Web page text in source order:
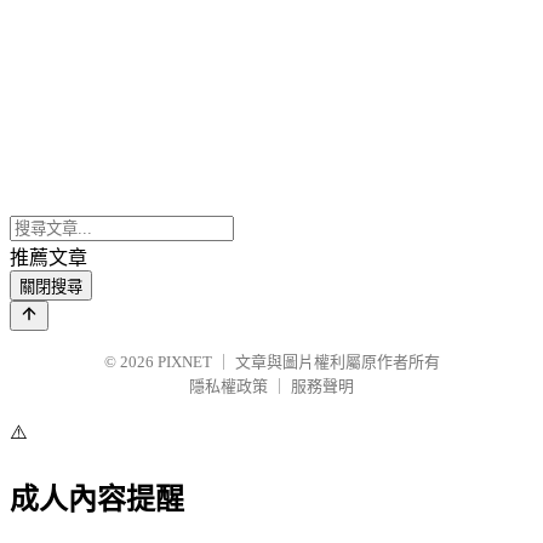
推薦文章
關閉搜尋
© 2026 PIXNET
文章與圖片權利屬原作者所有
隱私權政策
服務聲明
⚠️
成人內容提醒